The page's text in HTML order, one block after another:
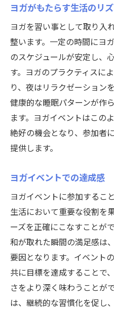
ヨガがもたらす生活のリ
ヨガを習い事として取り入
整います。一定の時間にヨ
のスケジュールが安定し、
す。ヨガのプラクティスに
り、夜はリラクゼーション
健康的な睡眠パターンが作
ます。ヨガイベントはこの
絶好の機会となり、参加者
提供します。
ヨガイベントでの達成感
ヨガイベントに参加するこ
生活において重要な役割を
ーズを正確にこなすことが
和が取れた瞬間の満足感は
要因となります。イベント
共に目標を達成することで
さをより深く味わうことが
は、継続的な習慣化を促し